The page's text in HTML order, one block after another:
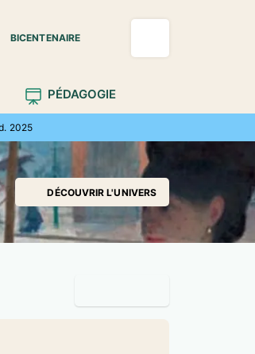
BICENTENAIRE
PÉDAGOGIE
2025
DÉCOUVRIR L'UNIVERS